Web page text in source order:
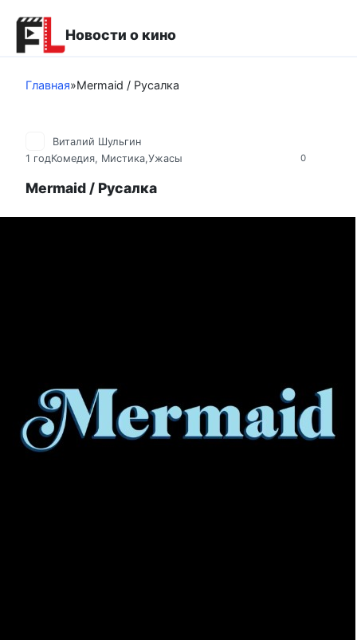
контенту
Новости о кино
Главная»Mermaid / Русалка
0
Виталий Шульгин
1 годКомедия, Мистика,Ужасы
Mermaid / Русалка